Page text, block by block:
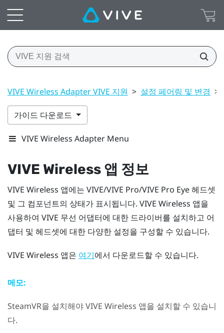
VIVE Wireless Adapter VIVE 지원 > 설정 페어링 및 변경 >
가이드 다운로드
VIVE Wireless Adapter Menu
VIVE Wireless 앱 정보
VIVE Wireless 앱에는 VIVE/VIVE Pro/VIVE Pro Eye헤드셋
및 그 컴포넌트의 상태가 표시됩니다. VIVE Wireless 앱을
사용하여 VIVE 무선 어댑터에 대한 드라이버를 설치하고 어
댑터 및 헤드셋에 대한 다양한 설정을 구성할 수 있습니다.
VIVE Wireless 앱은 여기 에서 다운로드할 수 있습니다.
메모:
SteamVR을 설치해야VIVE Wireless 앱을 설치할 수 있습니
다.